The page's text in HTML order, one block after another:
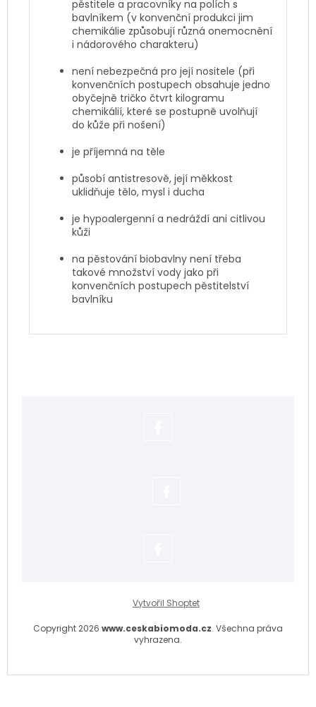
pěstitele a pracovníky na polích s
bavlníkem (v konvenční produkci jim
chemikálie způsobují různá onemocnění
i nádorového charakteru)
není nebezpečná pro její nositele (při
konvenčních postupech obsahuje jedno
obyčejně tričko čtvrt kilogramu
chemikálií, které se postupně uvolňují
do kůže při nošení)
je příjemná na těle
působí antistresově, její měkkost
uklidňuje tělo, mysl i ducha
je hypoalergenní a nedráždí ani citlivou
kůži
na pěstování biobavlny není třeba
takové množství vody jako při
konvenčních postupech pěstitelství
bavlníku
Vytvořil Shoptet
Copyright 2026 www.ceskabiomoda.cz. Všechna práva
vyhrazena.